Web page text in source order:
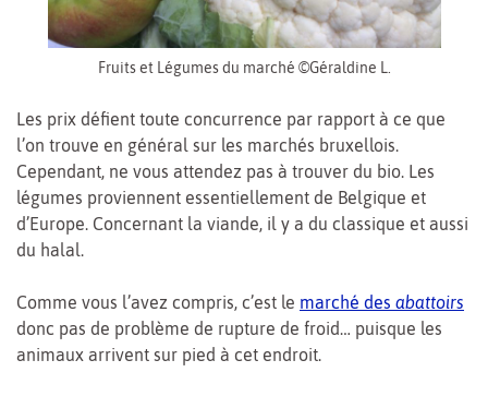
Fruits et Légumes du marché ©Géraldine L.
Les prix défient toute concurrence par rapport à ce que
l’on trouve en général sur les marchés bruxellois.
Cependant, ne vous attendez pas à trouver du bio. Les
légumes proviennent essentiellement de Belgique et
d’Europe. Concernant la viande, il y a du classique et aussi
du halal.
Comme vous l’avez compris, c’est le marché des abattoirs
donc pas de problème de rupture de froid… puisque les
animaux arrivent sur pied à cet endroit.